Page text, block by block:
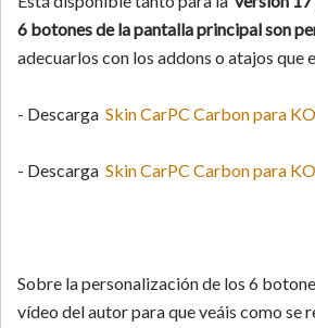
6 botones de la pantalla principal son
adecuarlos con los addons o atajos que
- Descarga Skin CarPC Carbon para
- Descarga Skin CarPC Carbon para
Sobre la personalización de los 6
vídeo del autor para que veáis como se